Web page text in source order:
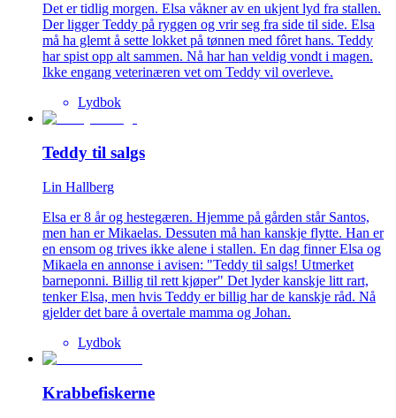
Det er tidlig morgen. Elsa våkner av en ukjent lyd fra stallen.
Der ligger Teddy på ryggen og vrir seg fra side til side. Elsa
må ha glemt å sette lokket på tønnen med fôret hans. Teddy
har spist opp alt sammen. Nå har han veldig vondt i magen.
Ikke engang veterinæren vet om Teddy vil overleve.
Lydbok
Teddy til salgs
Lin Hallberg
Elsa er 8 år og hestegæren. Hjemme på gården står Santos,
men han er Mikaelas. Dessuten må han kanskje flytte. Han er
en ensom og trives ikke alene i stallen. En dag finner Elsa og
Mikaela en annonse i avisen: "Teddy til salgs! Utmerket
barneponni. Billig til rett kjøper" Det lyder kanskje litt rart,
tenker Elsa, men hvis Teddy er billig har de kanskje råd. Nå
gjelder det bare å overtale mamma og Johan.
Lydbok
Krabbefiskerne